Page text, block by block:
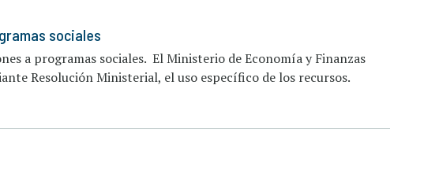
sociales
a programas sociales. El Ministerio de Economía y Finanzas
Resolución Ministerial, el uso específico de los recursos.